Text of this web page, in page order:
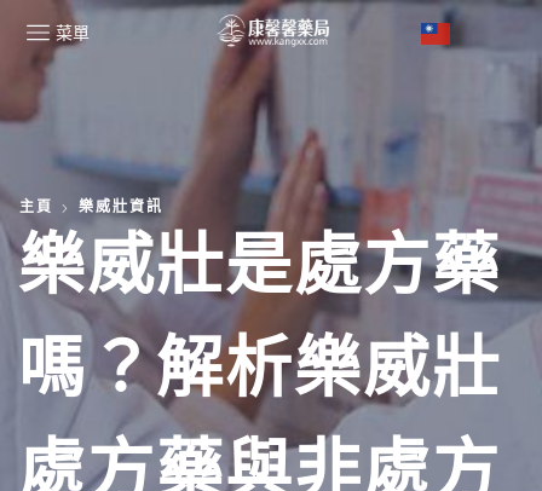
菜單
主頁 樂威壯資訊
樂威壯是處方藥
嗎？解析樂威壯